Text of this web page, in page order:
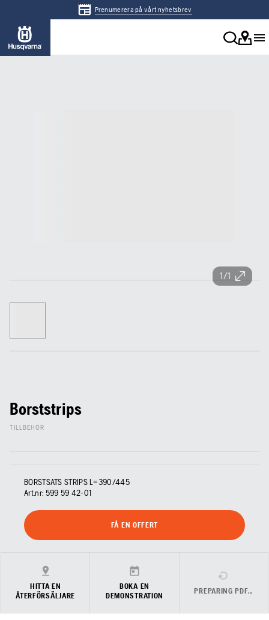
Prenumerera på vårt nyhetsbrev
1/1
Borststrips
TILLBEHÖR
BORSTSATS STRIPS L=390/445
Art.nr: 599 59 42‑01
FÅ EN OFFERT
HITTA EN
ÅTERFÖRSÄLJARE
BOKA EN
DEMONSTRATION
PREPARING PDF…